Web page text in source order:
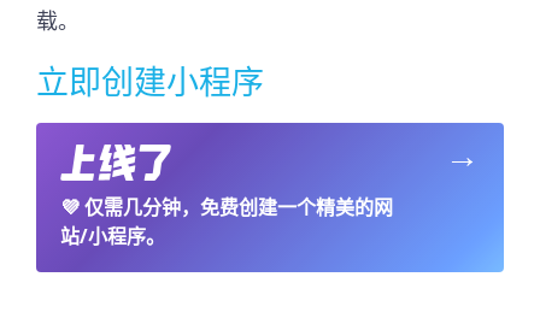
载。
立即创建小程序
💜仅需几分钟，免费创建一个精美的网
站/小程序。
→